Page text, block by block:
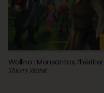
Wallino : Monsantox, l’héritier
Thierry Stasiuk